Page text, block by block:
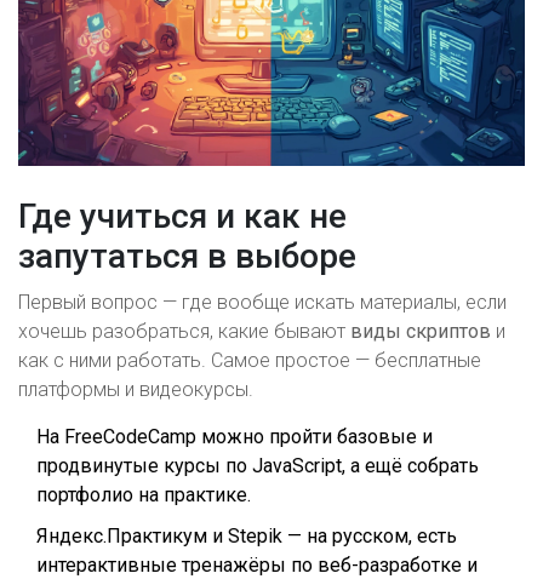
Где учиться и как не
запутаться в выборе
Первый вопрос — где вообще искать материалы, если
хочешь разобраться, какие бывают виды скриптов и
как с ними работать. Самое простое — бесплатные
платформы и видеокурсы.
На FreeCodeCamp можно пройти базовые и
продвинутые курсы по JavaScript, а ещё собрать
портфолио на практике.
Яндекс.Практикум и Stepik — на русском, есть
интерактивные тренажёры по веб-разработке и